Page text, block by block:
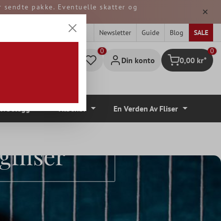
pakke. Eventuelle skatter og
Newsletter Guide Blog SALE
Din konto Handlekurv
0
0,00 kr*
En Verden Av Fliser